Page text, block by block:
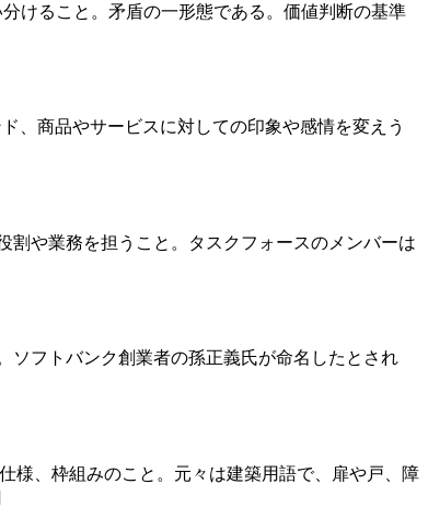
けること。矛盾の一形態である。価値判断の基準
、商品やサービスに対しての印象や感情を変えう
割や業務を担うこと。タスクフォースのメンバーは
ソフトバンク創業者の孫正義氏が命名したとされ
様、枠組みのこと。元々は建築用語で、扉や戸、障